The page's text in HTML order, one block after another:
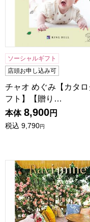
ソーシャルギフト
店頭お申し込み可
チャオ めぐみ【カタ
フト】【贈り…
本体 8,900円
税込 9,790円
ラヴィマイン アメジ